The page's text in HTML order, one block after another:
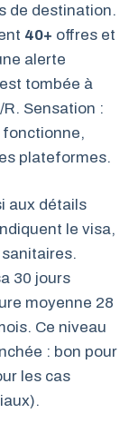
de destination.
40+ offres et
alerte
tombée à
R. Sensation :
fonctionne,
plateformes.
aux détails
le visa,
30 jours
moyenne 28
Ce niveau
: bon pour
les cas